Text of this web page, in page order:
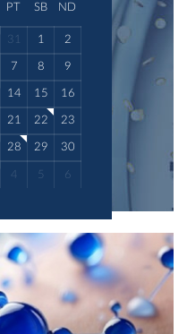
PT SB ND
31 1 2
7 8 9
14 15 16
21 22 23
28 29 30
4 5 6